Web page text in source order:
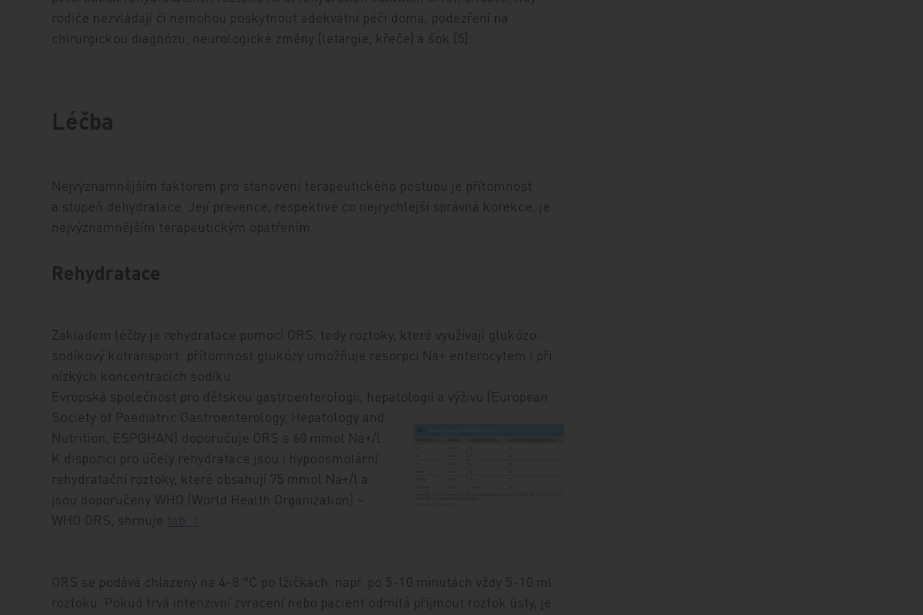
rodiče nezvládají či nemohou poskytnout adekvátní péči doma, podezření na
chirurgickou diagnózu, neurologické změny (letargie, křeče) a šok [5].
Léčba
Nejvýznamnějším faktorem pro stanovení terapeutického postupu je přítomnost
a stupeň dehydratace. Její prevence, respektive co nejrychlejší správná korekce, je
nejvýznamnějším terapeutickým opatřením.
Rehydratace
Základem léčby je rehydratace pomocí ORS, tedy roztoky, které využívají glukózo-
sodíkový kotransport: přítomnost glukózy umožňuje resorpci Na+ enterocytem i při
nízkých koncentracích sodíku.
Evropská společnost pro dětskou gastroenterologii, hepatologii a výživu (European
Society of Paediatric Gastroenterology, Hepatology and
Nutrition, ESPGHAN) doporučuje ORS s 60 mmol Na+/l.
K dispozici pro účely rehydratace jsou i hypoosmolární
rehydratační roztoky, které obsahují 75 mmol Na+/l a
jsou doporučeny WHO (World Health Organization) –
WHO ORS, shrnuje
.
ORS se podává chlazený na 4–8 °C po lžičkách, např. po 5–10 minutách vždy 5–10 ml
roztoku. Pokud trvá intenzivní zvracení nebo pacient odmítá přijmout roztok ústy, je